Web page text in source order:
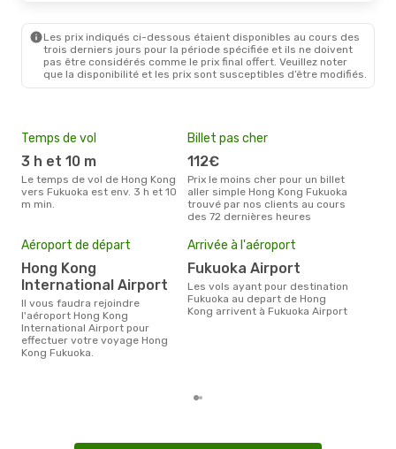
Hong Kong Express Airways
Direct
FUK - HKG
Les prix indiqués ci-dessous étaient disponibles au cours des
trois derniers jours pour la période spécifiée et ils ne doivent
pas être considérés comme le prix final offert. Veuillez noter
que la disponibilité et les prix sont susceptibles d’être modifiés.
Temps de vol
3 h et 10 m
Le temps de vol de Hong Kong
vers Fukuoka est env. 3 h et 10
m min.
Billet pas cher
112€
Prix le moins cher pour un billet
aller simple Hong Kong Fukuoka
trouvé par nos clients au cours
des 72 dernières heures
Aéroport de départ
Hong Kong
International Airport
Il vous faudra rejoindre
l'aéroport Hong Kong
International Airport pour
effectuer votre voyage Hong
Kong Fukuoka.
Arrivée à l'aéroport
Fukuoka Airport
Les vols ayant pour destination
Fukuoka au depart de Hong
Kong arrivent à Fukuoka Airport